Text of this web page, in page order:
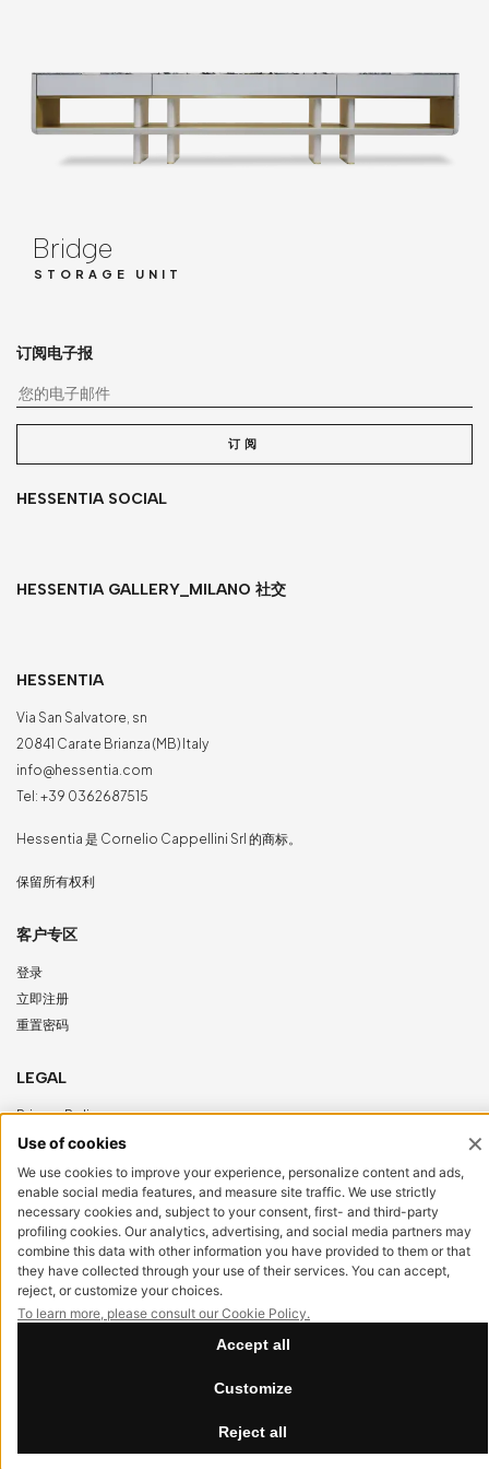
Bridge
STORAGE UNIT
订阅电子报
订阅
HESSENTIA SOCIAL
HESSENTIA GALLERY_MILANO 社交
HESSENTIA
Via San Salvatore, sn
20841 Carate Brianza (MB) Italy
info@hessentia.com
Tel: +39 0362687515
Hessentia 是 Cornelio Cappellini Srl 的商标。
保留所有权利
客户专区
登录
立即注册
重置密码
LEGAL
Privacy Policy
Cookie Policy
Accessibility
NewVisibilitydigital agency